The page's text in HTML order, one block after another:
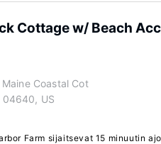
Cottage w/ Beach
Coastal Cot
US
Farm sijaitsevat 15 minuutin